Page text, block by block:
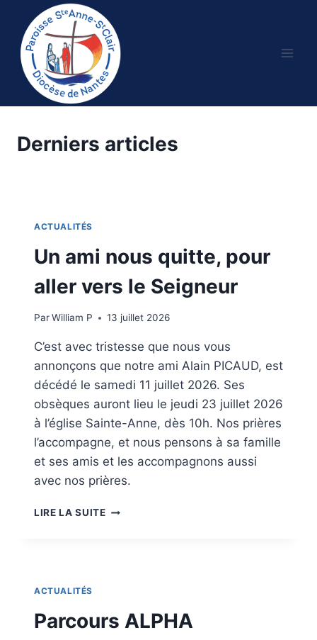
contenu
Derniers articles
ACTUALITÉS
Un ami nous quitte, pour
aller vers le Seigneur
ParWilliam P 13 juillet 2026
C’est avec tristesse que nous vous
annonçons que notre ami Alain PICAUD, est
décédé le samedi 11 juillet 2026. Ses
obsèques auront lieu le jeudi 23 juillet 2026
à l’église Sainte-Anne, dès 10h. Nos prières
l’accompagne, et nous pensons à sa famille
et ses amis et les accompagnons aussi
avec nos prières.
LIRE LA SUITEU
S
ACTUALITÉS
Parcours ALPHA